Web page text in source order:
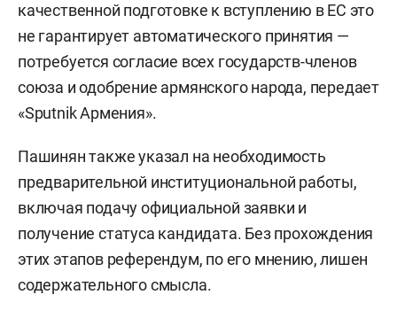
качественной подготовке к вступлению в ЕС это
не гарантирует автоматического принятия —
потребуется согласие всех государств-членов
союза и одобрение армянского народа, передает
«Sputnik Армения».
Пашинян также указал на необходимость
предварительной институциональной работы,
включая подачу официальной заявки и
получение статуса кандидата. Без прохождения
этих этапов референдум, по его мнению, лишен
содержательного смысла.